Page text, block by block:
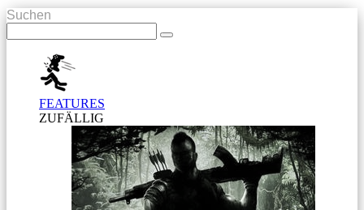
Suchen
FEATURES
ZUFÄLLIG